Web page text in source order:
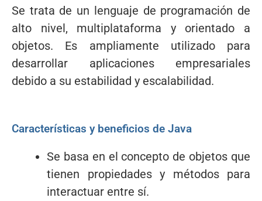
Se trata de un lenguaje de programación de
alto nivel, multiplataforma y orientado a
objetos. Es ampliamente utilizado para
desarrollar aplicaciones empresariales
debido a su estabilidad y escalabilidad.
Características y beneficios de Java
Se basa en el concepto de objetos que
tienen propiedades y métodos para
interactuar entre sí.